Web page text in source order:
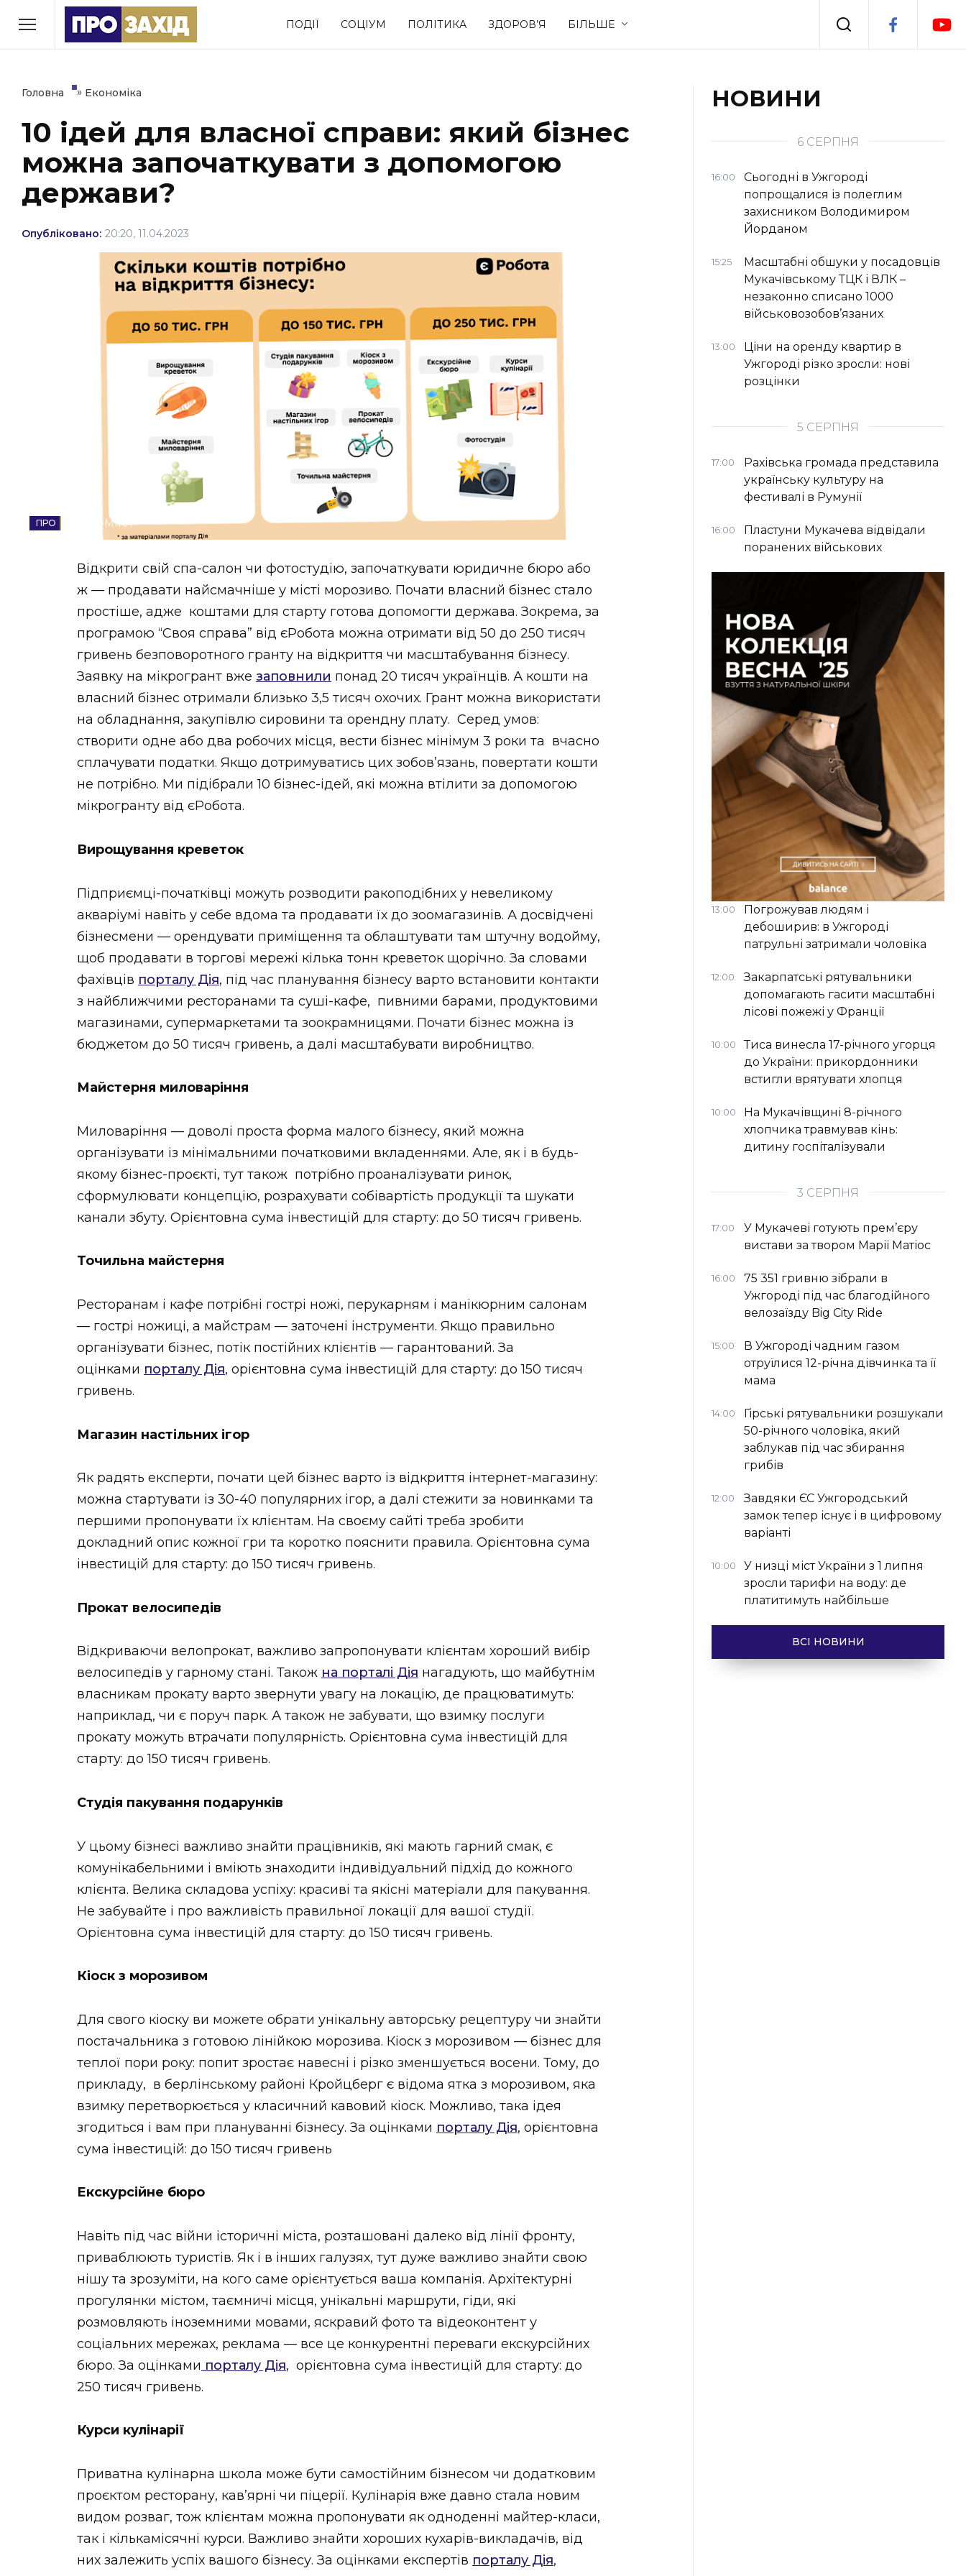
ПОДІЇ СОЦІУМ ПОЛІТИКА ЗДОРОВ’Я БІЛЬШЕ
РУБРИКИ
Економіка Події
Політика Соціум Спорт Стиль життя
Втрачений Ужгород
ЗАКАРПАТСЬКІ НОВИНИ
НОВИНИ ЗАХІДНОЇ УКРАЇНИ
Головна » Економіка
10 ідей для власної справи: який бізнес
можна започаткувати з допомогою
держави?
Опубліковано: 20:20, 11.04.2023
ЕКОНОМІКА
Відкрити свій спа-салон чи фотостудію, започаткувати юридичне бюро або
ж — продавати найсмачніше у місті морозиво. Почати власний бізнес стало
простіше, адже коштами для старту готова допомогти держава. Зокрема, за
програмою “Своя справа” від єРобота можна отримати від 50 до 250 тисяч
гривень безповоротного гранту на відкриття чи масштабування бізнесу.
Заявку на мікрогрант вже заповнили понад 20 тисяч українців. А кошти на
власний бізнес отримали близько 3,5 тисяч охочих. Грант можна використати
на обладнання, закупівлю сировини та орендну плату. Серед умов:
створити одне або два робочих місця, вести бізнес мінімум 3 роки та вчасно
сплачувати податки. Якщо дотримуватись цих зобов’язань, повертати кошти
не потрібно. Ми підібрали 10 бізнес-ідей, які можна втілити за допомогою
мікрогранту від єРобота.
Вирощування креветок
Підприємці-початківці можуть розводити ракоподібних у невеликому
акваріумі навіть у себе вдома та продавати їх до зоомагазинів. А досвідчені
бізнесмени — орендувати приміщення та облаштувати там штучну водойму,
щоб продавати в торгові мережі кілька тонн креветок щорічно. За словами
фахівців порталу Дія, під час планування бізнесу варто встановити контакти
з найближчими ресторанами та суші-кафе, пивними барами, продуктовими
магазинами, супермаркетами та зоокрамницями. Почати бізнес можна із
бюджетом до 50 тисяч гривень, а далі масштабувати виробництво.
Майстерня миловаріння
Миловаріння — доволі проста форма малого бізнесу, який можна
організувати із мінімальними початковими вкладеннями. Але, як і в будь-
якому бізнес-проєкті, тут також потрібно проаналізувати ринок,
сформулювати концепцію, розрахувати собівартість продукції та шукати
канали збуту. Орієнтовна сума інвестицій для старту: до 50 тисяч гривень.
Точильна майстерня
Ресторанам і кафе потрібні гострі ножі, перукарням і манікюрним салонам
— гострі ножиці, а майстрам — заточені інструменти. Якщо правильно
організувати бізнес, потік постійних клієнтів — гарантований. За
оцінками порталу Дія, орієнтовна сума інвестицій для старту: до 150 тисяч
гривень.
Магазин настільних ігор
Як радять експерти, почати цей бізнес варто із відкриття інтернет-магазину:
можна стартувати із 30-40 популярних ігор, а далі стежити за новинками та
першими пропонувати їх клієнтам. На своєму сайті треба зробити
докладний опис кожної гри та коротко пояснити правила. Орієнтовна сума
інвестицій для старту: до 150 тисяч гривень.
Прокат велосипедів
Відкриваючи велопрокат, важливо запропонувати клієнтам хороший вибір
велосипедів у гарному стані. Також на порталі Дія нагадують, що майбутнім
власникам прокату варто звернути увагу на локацію, де працюватимуть:
наприклад, чи є поруч парк. А також не забувати, що взимку послуги
прокату можуть втрачати популярність. Орієнтовна сума інвестицій для
старту: до 150 тисяч гривень.
Студія пакування подарунків
У цьому бізнесі важливо знайти працівників, які мають гарний смак, є
комунікабельними і вміють знаходити індивідуальний підхід до кожного
клієнта. Велика складова успіху: красиві та якісні матеріали для пакування.
Не забувайте і про важливість правильної локації для вашої студії.
Орієнтовна сума інвестицій для старту: до 150 тисяч гривень.
Кіоск з морозивом
Для свого кіоску ви можете обрати унікальну авторську рецептуру чи знайти
постачальника з готовою лінійкою морозива. Кіоск з морозивом — бізнес для
теплої пори року: попит зростає навесні і різко зменшується восени. Тому, до
прикладу, в берлінському районі Кройцберг є відома ятка з морозивом, яка
взимку перетворюється у класичний кавовий кіоск. Можливо, така ідея
згодиться і вам при плануванні бізнесу. За оцінками порталу Дія, орієнтовна
сума інвестицій: до 150 тисяч гривень
Екскурсійне бюро
Навіть під час війни історичні міста, розташовані далеко від лінії фронту,
приваблюють туристів. Як і в інших галузях, тут дуже важливо знайти свою
нішу та зрозуміти, на кого саме орієнтується ваша компанія. Архітектурні
прогулянки містом, таємничі місця, унікальні маршрути, гіди, які
розмовляють іноземними мовами, яскравий фото та відеоконтент у
соціальних мережах, реклама — все це конкурентні переваги екскурсійних
бюро. За оцінками порталу Дія, орієнтовна сума інвестицій для старту: до
250 тисяч гривень.
Курси кулінарії
Приватна кулінарна школа може бути самостійним бізнесом чи додатковим
проєктом ресторану, кав’ярні чи піцерії. Кулінарія вже давно стала новим
видом розваг, тож клієнтам можна пропонувати як одноденні майтер-класи,
так і кількамісячні курси. Важливо знайти хороших кухарів-викладачів, від
них залежить успіх вашого бізнесу. За оцінками експертів порталу Дія,
НОВИНИ
6 СЕРПНЯ
16:00
Сьогодні в Ужгороді
попрощалися із полеглим
захисником Володимиром
Йорданом
15:25
Масштабні обшуки у посадовців
Мукачівському ТЦК і ВЛК –
незаконно списано 1000
військовозобов’язаних
13:00
Ціни на оренду квартир в
Ужгороді різко зросли: нові
розцінки
5 СЕРПНЯ
17:00
Рахівська громада представила
українську культуру на
фестивалі в Румунії
16:00
Пластуни Мукачева відвідали
поранених військових
13:00
Погрожував людям і
дебоширив: в Ужгороді
патрульні затримали чоловіка
12:00
Закарпатські рятувальники
допомагають гасити масштабні
лісові пожежі у Франції
10:00
Тиса винесла 17-річного угорця
до України: прикордонники
встигли врятувати хлопця
10:00
На Мукачівщині 8-річного
хлопчика травмував кінь:
дитину госпіталізували
3 СЕРПНЯ
17:00
У Мукачеві готують прем’єру
вистави за твором Марії Матіос
16:00
75 351 гривню зібрали в
Ужгороді під час благодійного
велозаїзду Big Сity Ride
15:00
В Ужгороді чадним газом
отруїлися 12-річна дівчинка та її
мама
14:00
Гірські рятувальники розшукали
50-річного чоловіка, який
заблукав під час збирання
грибів
12:00
Завдяки ЄС Ужгородський
замок тепер існує і в цифровому
варіанті
10:00
У низці міст України з 1 липня
зросли тарифи на воду: де
платитимуть найбільше
ВСІ НОВИНИ